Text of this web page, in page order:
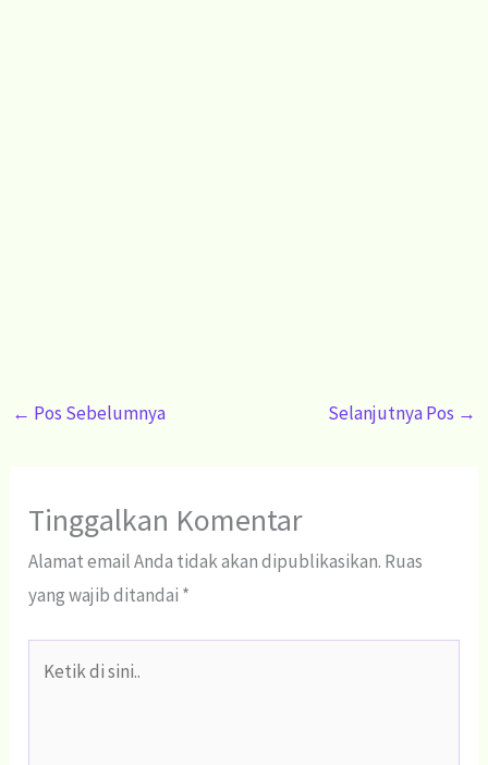
← Pos Sebelumnya Selanjutnya Pos →
Tinggalkan Komentar
Alamat email Anda tidak akan dipublikasikan. Ruas
yang wajib ditandai *